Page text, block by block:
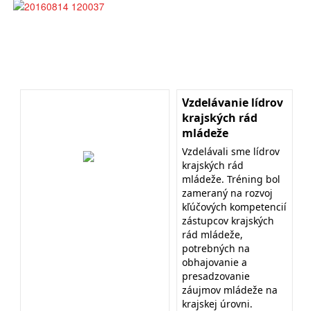
Vzdelávanie lídrov
krajských rád
mládeže
Vzdelávali sme lídrov
krajských rád
mládeže. Tréning bol
zameraný na rozvoj
kľúčových kompetencií
zástupcov krajských
rád mládeže,
potrebných na
obhajovanie a
presadzovanie
záujmov mládeže na
krajskej úrovni.